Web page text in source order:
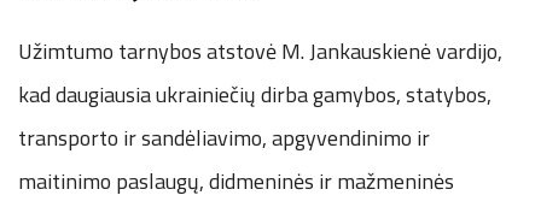
Užimtumo tarnybos atstovė M. Jankauskienė vardijo,
kad daugiausia ukrainiečių dirba gamybos, statybos,
transporto ir sandėliavimo, apgyvendinimo ir
maitinimo paslaugų, didmeninės ir mažmeninės